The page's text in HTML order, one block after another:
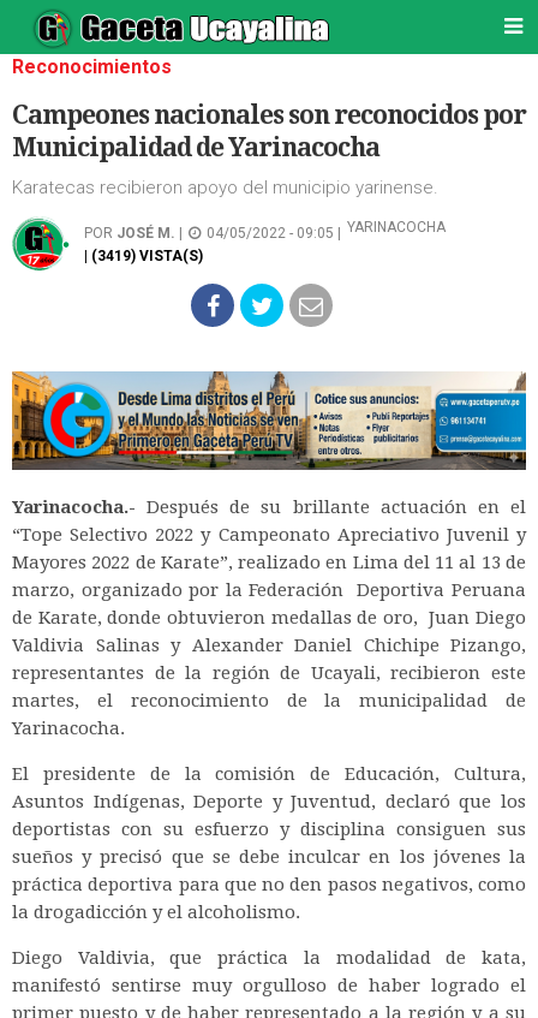
Reconocimientos
Campeones nacionales son reconocidos por
Municipalidad de Yarinacocha
Karatecas recibieron apoyo del municipio yarinense.
POR JOSÉ M. 04/05/2022 - 09:05 |
YARINACOCHA
| (3419) VISTA(S)
Yarinacocha.- Después de su brillante actuación en el
“Tope Selectivo 2022 y Campeonato Apreciativo Juvenil y
Mayores 2022 de Karate”, realizado en Lima del 11 al 13 de
marzo, organizado por la Federación Deportiva Peruana
de Karate, donde obtuvieron medallas de oro, Juan Diego
Valdivia Salinas y Alexander Daniel Chichipe Pizango,
representantes de la región de Ucayali, recibieron este
martes, el reconocimiento de la municipalidad de
Yarinacocha.
El presidente de la comisión de Educación, Cultura,
Asuntos Indígenas, Deporte y Juventud, declaró que los
deportistas con su esfuerzo y disciplina consiguen sus
sueños y precisó que se debe inculcar en los jóvenes la
práctica deportiva para que no den pasos negativos, como
la drogadicción y el alcoholismo.
Diego Valdivia, que práctica la modalidad de kata,
manifestó sentirse muy orgulloso de haber logrado el
primer puesto y de haber representado a la región y a su